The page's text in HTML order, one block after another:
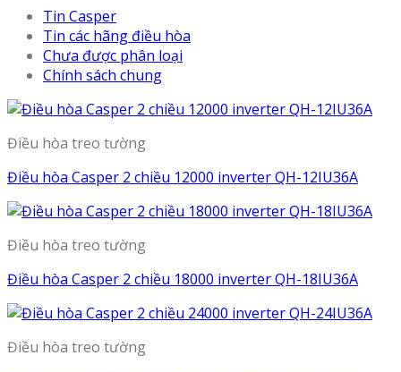
Tin Casper
Tin các hãng điều hòa
Chưa được phân loại
Chính sách chung
Điều hòa treo tường
Điều hòa Casper 2 chiều 12000 inverter QH-12IU36A
Điều hòa treo tường
Điều hòa Casper 2 chiều 18000 inverter QH-18IU36A
Điều hòa treo tường